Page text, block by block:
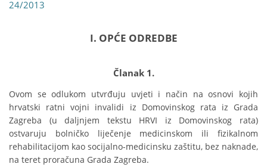
24/2013
I. OPĆE ODREDBE
Članak 1.
Ovom se odlukom utvrđuju uvjeti i način na osnovi kojih
hrvatski ratni vojni invalidi iz Domovinskog rata iz Grada
Zagreba (u daljnjem tekstu HRVI iz Domovinskog rata)
ostvaruju bolničko liječenje medicinskom ili fizikalnom
rehabilitacijom kao socijalno-medicinsku zaštitu, bez naknade,
na teret proračuna Grada Zagreba.